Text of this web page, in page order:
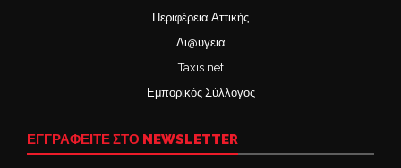
Περιφέρεια Αττικής
Δι@υγεια
Taxis net
Εμπορικός Σύλλογος
ΕΓΓΡΑΦΕΙΤΕ ΣΤΟ NEWSLETTER